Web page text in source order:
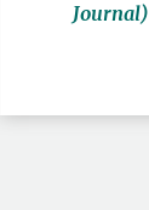
Journal)